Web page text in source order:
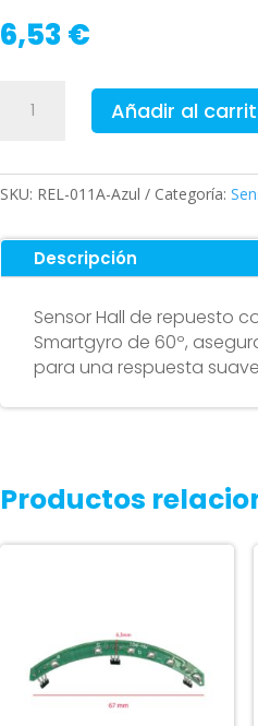
6,53€
para
eléctrico
(compatible
motor
Smartgyro
60º)
Añadir al
SKU: REL-011A-Azul Categoría:
Descripción
Sensor Hall de repuesto
Smartgyro de 60º,
para una respuesta
Productos